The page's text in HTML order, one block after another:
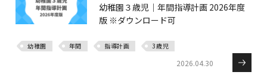
幼稚園３歳児｜年間指導計画 2026年度
版 ※ダウンロード可
幼稚園 年間 指導計画 3歳児
2026.04.30